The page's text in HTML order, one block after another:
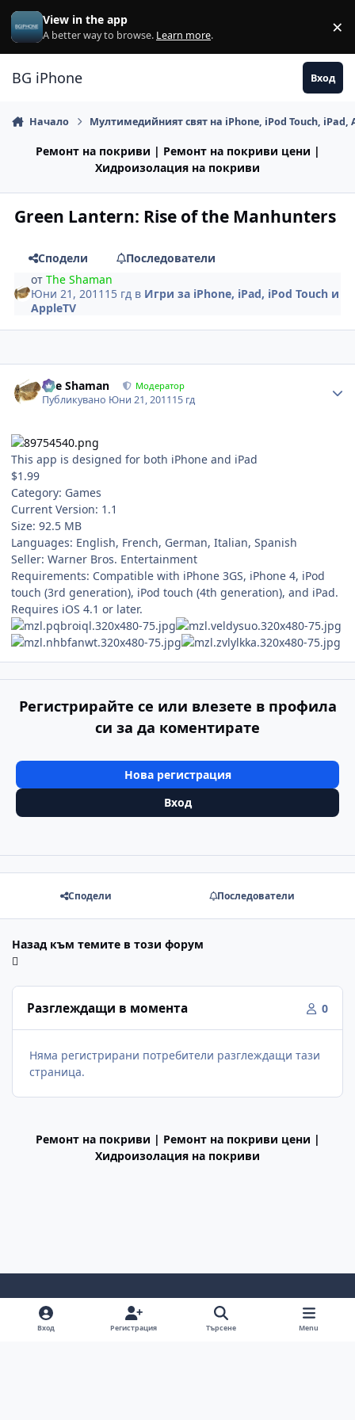
Премини към съдържанието
View in the app
A better way to browse. Learn more. ×
BG iPhone Вход
Начало Мултимедийният свят на iPhone, iPod Touch, iPad,
Ремонт на покриви | Ремонт на покриви цени |
Хидроизолация на покриви
Green Lantern: Rise of the Manhunters
Сподели
Последователи
отThe Shaman
Юни 21, 2011 15 гд в Игри за iPhone, iPad, iPod Touch и
AppleTV
The Shaman Модератор
Публикувано Юни 21, 201115 гд
This app is designed for both iPhone and iPad
$1.99
Category: Games
Current Version: 1.1
Size: 92.5 MB
Languages: English, French, German, Italian, Spanish
Seller: Warner Bros. Entertainment
Requirements: Compatible with iPhone 3GS, iPhone 4, iPod
touch (3rd generation), iPod touch (4th generation), and iPad.
Requires iOS 4.1 or later.
Регистрирайте се или влезете в профила
си за да коментирате
Нова регистрация
Вход
Сподели Последователи
Назад към темите в този форум
Разглеждащи в момента 0
Няма регистрирани потребители разглеждащи тази
страница.
Ремонт на покриви | Ремонт на покриви цени |
Хидроизолация на покриви
Light ModeDark ModeSystem Preference
f
Вход Регистрация Търсене Menu